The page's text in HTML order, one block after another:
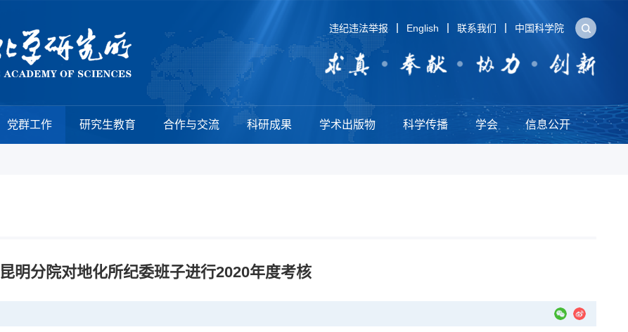
违纪违法举报 English 联系我们 中国科学院
党群工作 研究生教育 合作与交流 科研成果 学术出版物 科学传播 学会 信息公开
昆明分院对地化所纪委班子进行2020年度考核